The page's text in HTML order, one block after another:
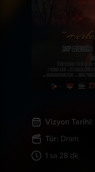
Vizyon Tarihi:
Tür: Dram
1 sa 28 dk